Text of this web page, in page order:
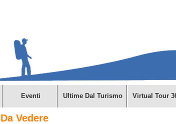
Eventi Ultime Dal Turismo Virtual Tour
Da Vedere